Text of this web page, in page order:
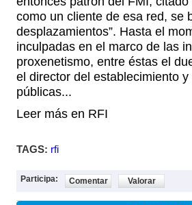
como un cliente de esa red, se
desplazamientos”. Hasta el
inculpadas en el marco de las
proxenetismo, entre éstas el
el director del establecimiento
públicas...
Leer más en RFI
TAGS: rfi
Participa: Comentar Valorar